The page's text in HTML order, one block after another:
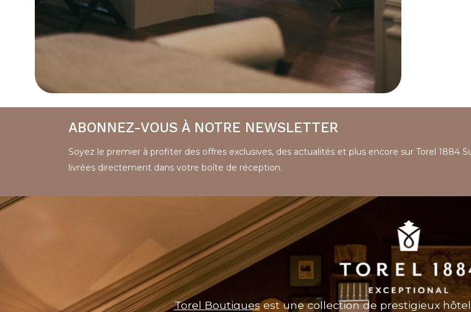
ABONNEZ-VOUS À NOTRE NEWSLETTER
Soyez le premier à profiter des offres exclusives, des actualités et plus encore sur Torel 1884
livrées directement dans votre boîte de réception.
Torel Boutiquesest une collection de prestigieux